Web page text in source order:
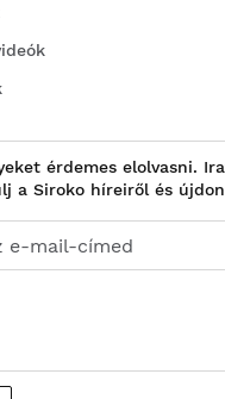
érdemes elolvasni.
a Siroko híreiről és
e-mail-címed